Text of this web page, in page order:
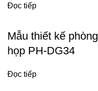
Đọc tiếp
Mẫu thiết kế phòng
họp PH-DG34
Đọc tiếp